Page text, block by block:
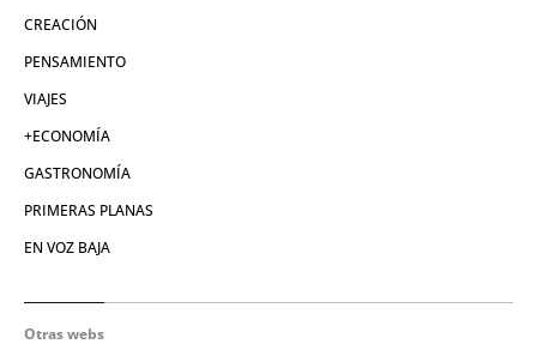
CREACIÓN
PENSAMIENTO
VIAJES
+ECONOMÍA
GASTRONOMÍA
PRIMERAS PLANAS
EN VOZ BAJA
Otras webs